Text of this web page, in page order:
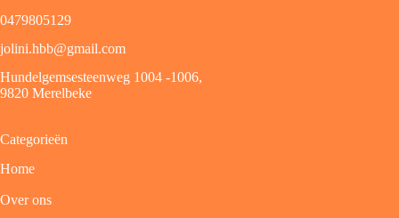
0479805129
jolini.hbb@gmail.com
Hundelgemsesteenweg 1004 -1006,
9820 Merelbeke
Categorieën
Home
Over ons